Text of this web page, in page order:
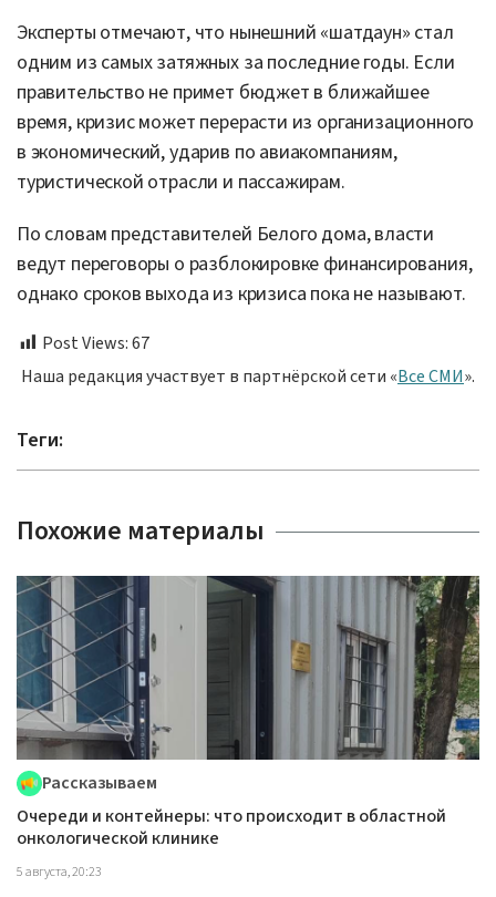
Эксперты отмечают, что нынешний «шатдаун» стал
одним из самых затяжных за последние годы. Если
правительство не примет бюджет в ближайшее
время, кризис может перерасти из организационного
в экономический, ударив по авиакомпаниям,
туристической отрасли и пассажирам.
По словам представителей Белого дома, власти
ведут переговоры о разблокировке финансирования,
однако сроков выхода из кризиса пока не называют.
Post Views:67
Наша редакция участвует в партнёрской сети «Все СМИ».
Теги:
Похожие материалы
Рассказываем
Очереди и контейнеры: что происходит в областной
онкологической клинике
5 августа, 20:23